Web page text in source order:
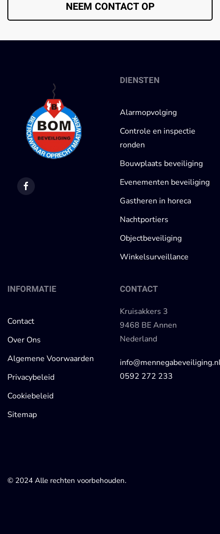
NEEM CONTACT OP
DIENSTEN
Alarmopvolging
Controle en inspectie
ronden
Bouwplaats beveiliging
Evenementen beveiliging
Gastheren in horeca
Nachtportiers
Objectbeveiliging
Winkelsurveillance
INFORMATIE
Contact
Over Ons
Algemene Voorwaarden
Privacybeleid
Cookiebeleid
Sitemap
CONTACT
Kruisakkers 3
9468 BE Annen
Nederland
0592 272 233
© 2024 Alle rechten voorbehouden.